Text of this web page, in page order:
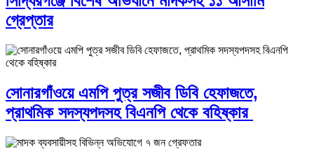
গ্রেপ্তার
সোনারগাঁওয়ে এমপি পুত্র সজীব ডিবি হেফাজতে,
প্রাথমিক সদস্যপদসহ বিএনপি থেকে বহিষ্কার